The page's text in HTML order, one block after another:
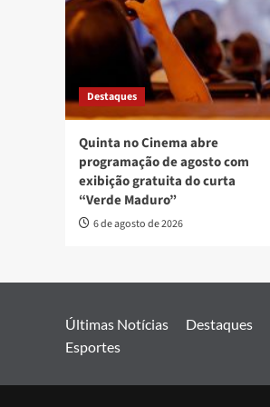
Destaques
Quinta no Cinema abre
programação de agosto com
exibição gratuita do curta
“Verde Maduro”
6 de agosto de 2026
Últimas Notícias Destaques
Esportes